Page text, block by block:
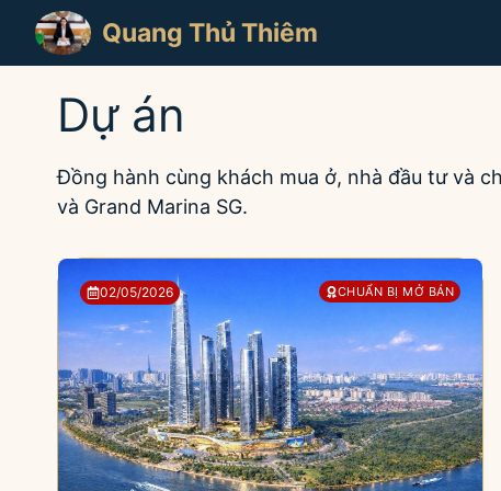
Chuyển
nội
Quang Thủ Thiêm
Dự án
Đồng hành cùng khách mua ở, nhà đầu tư và
và Grand Marina SG.
CHUẨN BỊ MỞ BÁN
02/05/2026